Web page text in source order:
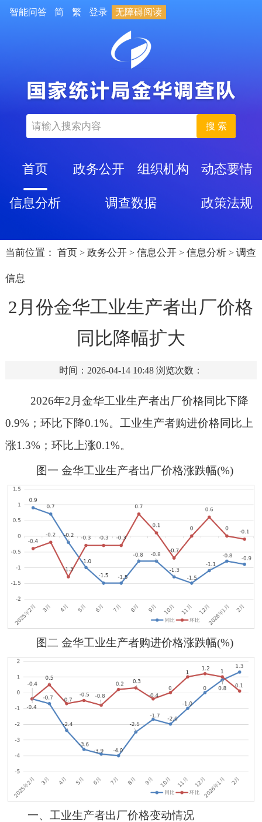
智能问答 简 繁 登录 无障碍阅读
搜 索
首页 政务公开 组织机构 动态要情
信息分析 调查数据 政策法规
当前位置： 首页 > 政务公开 > 信息公开 > 信息分析 > 调查
信息
2月份金华工业生产者出厂价格
同比降幅扩大
时间：2026-04-14 10:48 浏览次数：
2026年2月 金华工业生产者出厂价格同比下降
0.9%； 环比下降0.1%。工业生产者购进价格同比上
涨1.3%；环比上涨0.1%。
图一 金华工业生产者出厂价格涨跌幅(%)
图二 金华工业生产者购进价格涨跌幅(%)
一、工业生产者出厂价格变动情况